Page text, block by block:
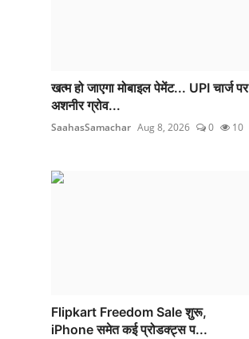
खत्म हो जाएगा मोबाइल पेमेंट... UPI चार्ज पर
अशनीर ग्रोव...
SaahasSamachar Aug 8, 2026 0 10
Flipkart Freedom Sale शुरू,
iPhone समेत कई प्रोडक्ट्स प...